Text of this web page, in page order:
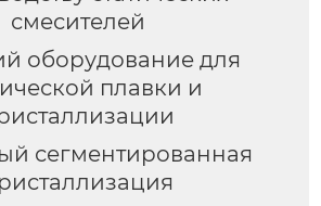
смесителей
оборудование для
плавки и
сегментированная